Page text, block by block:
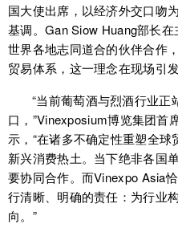
国大使出席，以经济外交口吻
基调。Gan Siow Huang部长
世界各地志同道合的伙伴合作
贸易体系，这一理念在现场引发
“当前葡萄酒与烈酒行业正
口，”Vinexposium博览集团首
示，“在诸多不确定性重塑全
新兴消费热土。当下绝非各国
要协同合作。而Vinexpo Asia
行清晰、明确的责任：为行业
向。”